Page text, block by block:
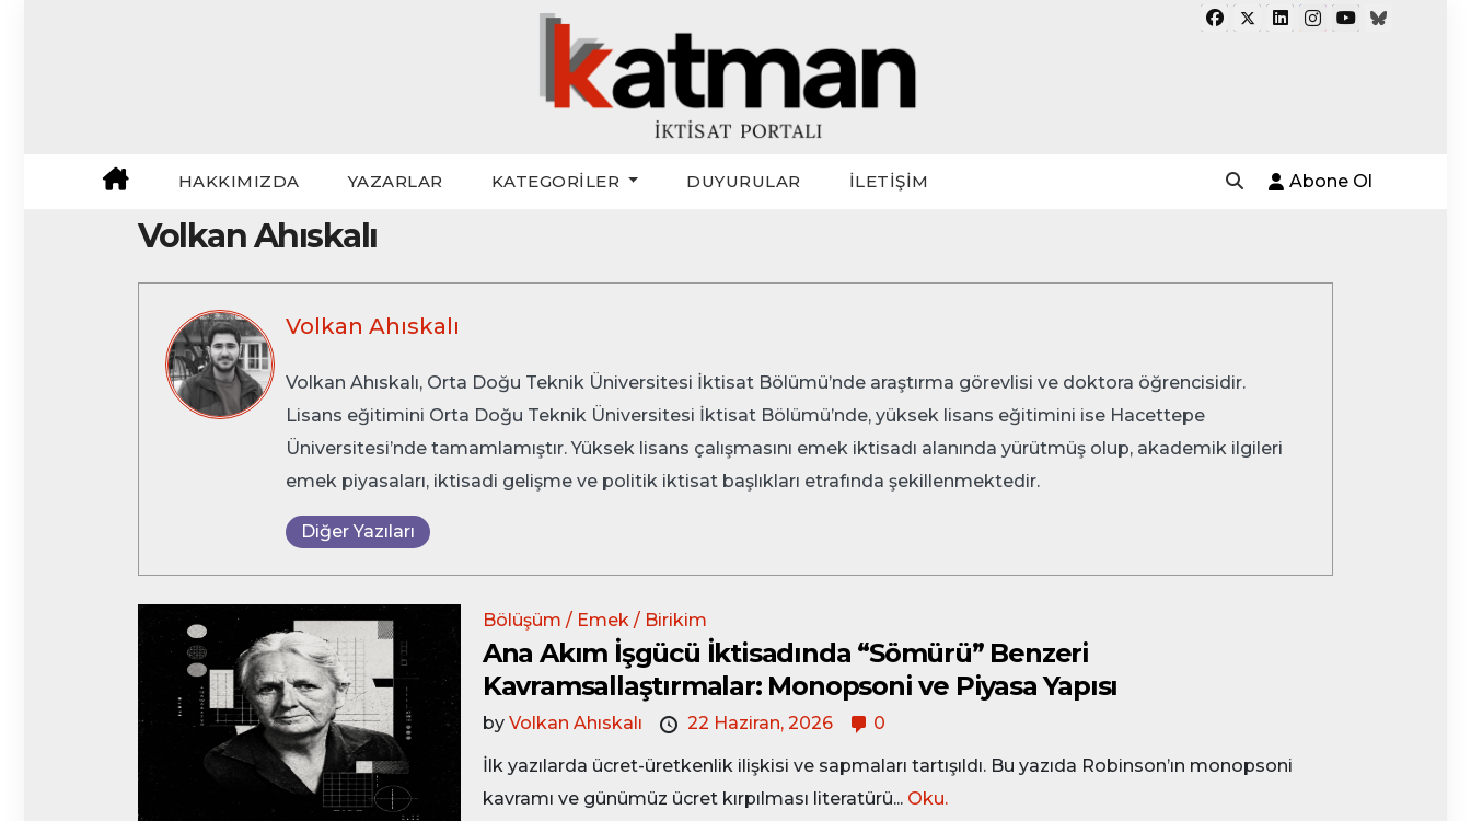
HAKKIMIZDA YAZARLAR KATEGORİLER DUYURULAR İLETİŞİM Abone Ol
Volkan Ahıskalı
Volkan Ahıskalı
Volkan Ahıskalı, Orta Doğu Teknik Üniversitesi İktisat Bölümü’nde araştırma görevlisi ve doktora öğrencisidir.
Lisans eğitimini Orta Doğu Teknik Üniversitesi İktisat Bölümü’nde, yüksek lisans eğitimini ise Hacettepe
Üniversitesi’nde tamamlamıştır. Yüksek lisans çalışmasını emek iktisadı alanında yürütmüş olup, akademik ilgileri
emek piyasaları, iktisadi gelişme ve politik iktisat başlıkları etrafında şekillenmektedir.
Diğer Yazıları
Bölüşüm / Emek / Birikim
Ana Akım İşgücü İktisadında “Sömürü” Benzeri
Kavramsallaştırmalar: Monopsoni ve Piyasa Yapısı
by Volkan Ahıskalı 22 Haziran, 2026 0
İlk yazılarda ücret-üretkenlik ilişkisi ve sapmaları tartışıldı. Bu yazıda Robinson’ın monopsoni
kavramı ve günümüz ücret kırpılması literatürü... Oku.